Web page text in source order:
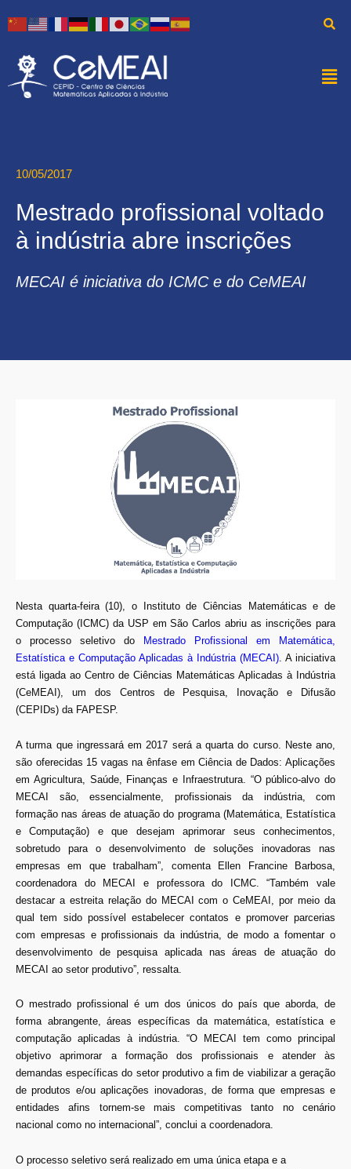
10/05/2017
Mestrado profissional voltado
à indústria abre inscrições
MECAI é iniciativa do ICMC e do CeMEAI
Nesta quarta-feira (10), o Instituto de Ciências Matemáticas e de
Computação (ICMC) da USP em São Carlos abriu as inscrições para
o processo seletivo do
Mestrado Profissional em Matemática,
Estatística e Computação Aplicadas à Indústria (MECAI). A iniciativa
está ligada ao Centro de Ciências Matemáticas Aplicadas à Indústria
(CeMEAI), um dos Centros de Pesquisa, Inovação e Difusão
(CEPIDs) da FAPESP.
A turma que ingressará em 2017 será a quarta do curso. Neste ano,
são oferecidas 15 vagas na ênfase em Ciência de Dados: Aplicações
em Agricultura, Saúde, Finanças e Infraestrutura. “O público-alvo do
MECAI são, essencialmente, profissionais da indústria, com
formação nas áreas de atuação do programa (Matemática, Estatística
e Computação) e que desejam aprimorar seus conhecimentos,
sobretudo para o desenvolvimento de soluções inovadoras nas
empresas em que trabalham”, comenta Ellen Francine Barbosa,
coordenadora do MECAI e professora do ICMC. “Também vale
destacar a estreita relação do MECAI com o CeMEAI, por meio da
qual tem sido possível estabelecer contatos e promover parcerias
com empresas e profissionais da indústria, de modo a fomentar o
desenvolvimento de pesquisa aplicada nas áreas de atuação do
MECAI ao setor produtivo”, ressalta.
O mestrado profissional é um dos únicos do país que aborda, de
forma abrangente, áreas específicas da matemática, estatística e
computação aplicadas à indústria. “O MECAI tem como principal
objetivo aprimorar a formação dos profissionais e atender às
demandas específicas do setor produtivo a fim de viabilizar a geração
de produtos e/ou aplicações inovadoras, de forma que empresas e
entidades afins tornem-se mais competitivas tanto no cenário
nacional como no internacional”, conclui a coordenadora.
O processo seletivo será realizado em uma única etapa e a